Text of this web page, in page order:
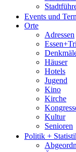
Stadtplan
Sport
Who is
Wohnen
Events und
Orte
Adressen
Häuser
Hotels
Jugend
Kino
Kirche
Kultur
Senioren
Straßen
Politik +